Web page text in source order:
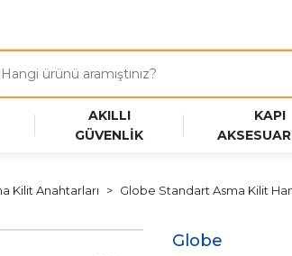
AKILLI
GÜVENLİK
KAPI
Kilit Anahtarları Globe Standart Asma Kilit
Globe